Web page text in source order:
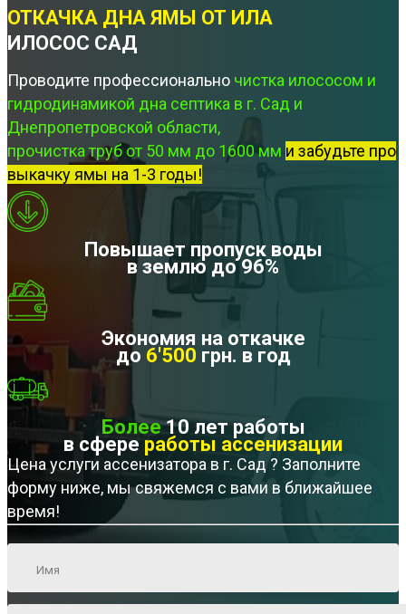
ОТКАЧКА ДНА ЯМЫ ОТ ИЛА
ИЛОСОС САД
Проводите профессионально чистка илососом и
гидродинамикой дна септика в г. Сад и
Днепропетровской области,
прочистка труб от 50 мм до 1600 мм и забудьте про
выкачку ямы на 1-3 годы!
Повышает пропуск воды
в землю до 96%
Экономия на откачке
до 6'500 грн. в год
Более10 лет работы
в сфере работы ассенизации
Цена услуги ассенизатора в г. Сад ? Заполните
форму ниже, мы свяжемся с вами в ближайшее
время!